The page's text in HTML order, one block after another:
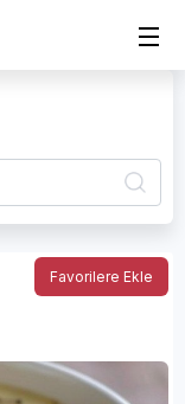
Favorilere Ekle